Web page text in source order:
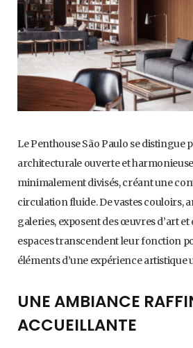
Le Penthouse São Paulo se distingue
architecturale ouverte et
minimalement divisés, créant une
circulation fluide. De vastes couloirs,
galeries, exposent des œuvres d’art et
espaces transcendent leur fonction
éléments d’une expérience artistique
UNE AMBIANCE
ACCUEILLANTE